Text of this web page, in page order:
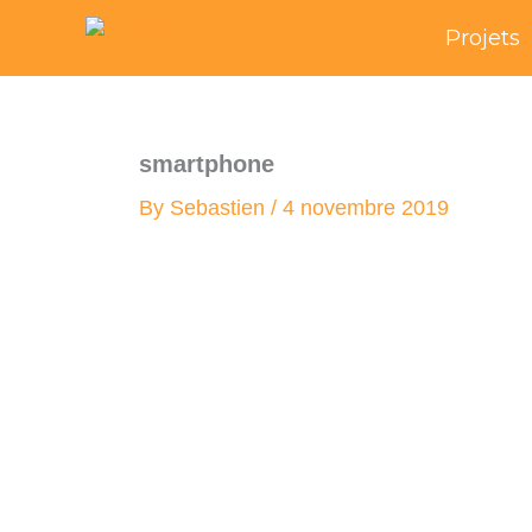
content
Projets
smartphone
By Sebastien / 4 novembre 2019